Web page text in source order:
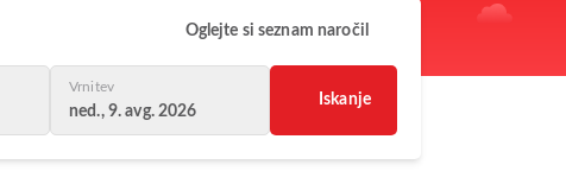
Oglejte si seznam naročil
Vrnitev
ned., 9. avg. 2026
Iskanje